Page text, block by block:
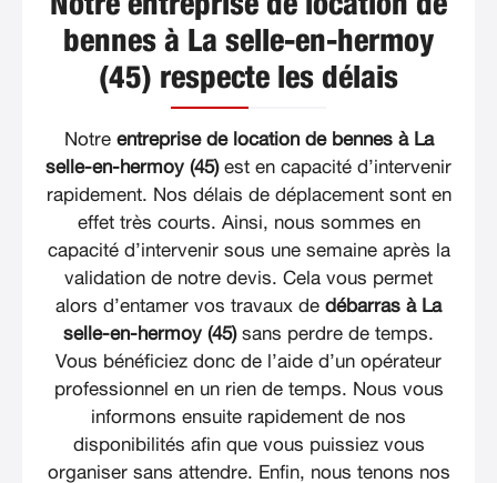
bennes à La selle-en-hermoy
(45) respecte les délais
Notre entreprise de location de bennes à La
selle-en-hermoy (45)est en capacité d’intervenir
rapidement. Nos délais de déplacement sont en
effet très courts. Ainsi, nous sommes en
capacité d’intervenir sous une semaine après la
validation de notre devis. Cela vous permet
alors d’entamer vos travaux de débarras à La
selle-en-hermoy (45)sans perdre de temps.
Vous bénéficiez donc de l’aide d’un opérateur
professionnel en un rien de temps. Nous vous
informons ensuite rapidement de nos
disponibilités afin que vous puissiez vous
organiser sans attendre. Enfin, nous tenons nos